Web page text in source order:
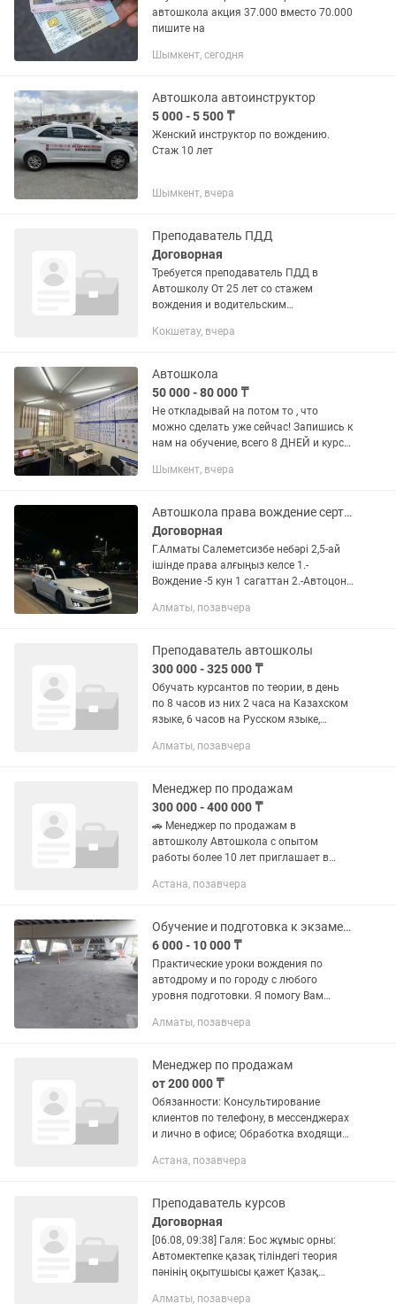
автошкола акция 37.000 вместо 70.000
пишите на
Шымкент, сегодня
Автошкола автоинструктор
5 000 - 5 500 ₸
Женский инструктор по вождению.
Стаж 10 лет
Шымкент, вчера
Преподаватель ПДД
Договорная
Требуется преподаватель ПДД в
Автошколу От 25 лет со стажем
вождения и водительским
Кокшетау, вчера
Автошкола
50 000 - 80 000 ₸
Не откладывай на потом то , что
можно сделать уже сейчас! Запишись к
нам на обучение, всего 8 ДНЕЙ и курс
приходить. Это школа где учат и
Шымкент, вчера
Автошкола права вождение сертификат
Договорная
Г.Алматы Салеметсизбе небәрі 2,5-ай
ішінде права алғыңыз келсе 1.-
Вождение -5 кун 1 сагаттан 2.-Автоцон
қағаз (Сертификат) барлыгы
Алматы, позавчера
Преподаватель автошколы
300 000 - 325 000 ₸
Обучать курсантов по теории, в день
по 8 часов из них 2 часа на Казахском
языке, 6 часов на Русском языке,
час на перерыв.
Алматы, позавчера
Менеджер по продажам
300 000 - 400 000 ₸
🚗 Менеджер по продажам в
автошколу Автошкола с опытом
работы более 10 лет приглашает в
Филиалы: Кокшетау, Караганда,
Астана, позавчера
Обучение и подготовка к экзаменам. Инструктор по вождению. Автоинструктор
6 000 - 10 000 ₸
Практические уроки вождения по
автодрому и по городу с любого
уровня подготовки. Я помогу Вам
автошколы или получения
справиться с...
Алматы, позавчера
Менеджер по продажам
от 200 000 ₸
Обязанности: Консультирование
клиентов по телефону, в мессенджерах
и лично в офисе; Обработка входящих
системе; Выявление потребностей
Астана, позавчера
Преподаватель курсов
Договорная
[06.08, 09:38] Галя: Бос жұмыс орны:
Автомектепке қазақ тіліндегі теория
пәнінің оқытушысы қажет Қазақ
Алматы, позавчера